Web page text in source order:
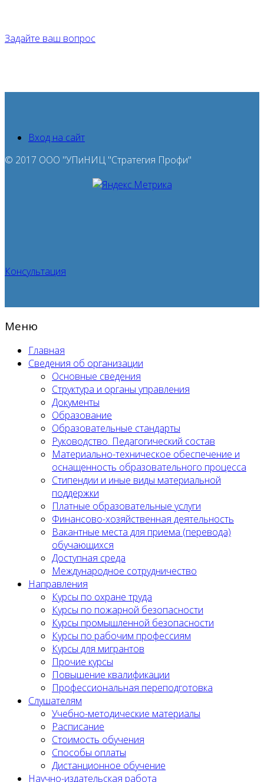
Задайте ваш вопрос
Вход на сайт
© 2017 ООО "УПиНИЦ "Стратегия Профи"
Консультация
Меню
Главная
Сведения об организации
Основные сведения
Структура и органы управления
Документы
Образование
Образовательные стандарты
Руководство. Педагогический состав
Материально-техническое обеспечение и
оснащенность образовательного процесса
Стипендии и иные виды материальной
поддержки
Платные образовательные услуги
Финансово-хозяйственная деятельность
Вакантные места для приема (перевода)
обучающихся
Доступная среда
Международное сотрудничество
Направления
Курсы по охране труда
Курсы по пожарной безопасности
Курсы промышленной безопасности
Курсы по рабочим профессиям
Курсы для мигрантов
Прочие курсы
Повышение квалификации
Профессиональная переподготовка
Слушателям
Учебно-методические материалы
Расписание
Стоимость обучения
Способы оплаты
Дистанционное обучение
Научно-издательская работа